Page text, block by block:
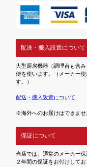
配送・搬入設置について
大型厨房機器（調理台も含
便を使います。（メーカー
す。）
配送・搬入設置について
※海外へのお届けはできませ
保証について
当店では、通常のメーカー
２年間の保証をお付けしてお